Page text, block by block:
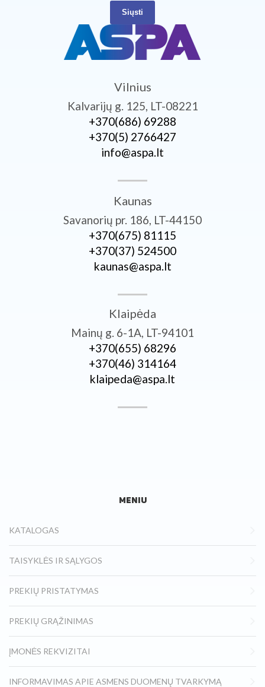
Siųsti
Vilnius
Kalvarijų g. 125, LT-08221
+370­(686) 69288
+370­(5) 2766427
info@aspa.lt
Kaunas
Savanorių pr. 186, LT-44150
+370­(675) 81115
+370­(37) 524500
kaunas@aspa.lt
Klaipėda
Mainų g. 6-1A, LT-94101
+370­(655) 68296
+370­(46) 314164
klaipeda@aspa.lt
MENIU
KATALOGAS
TAISYKLĖS IR SĄLYGOS
PREKIŲ PRISTATYMAS
PREKIŲ GRĄŽINIMAS
ĮMONĖS REKVIZITAI
INFORMAVIMAS APIE ASMENS DUOMENŲ TVARKYMĄ